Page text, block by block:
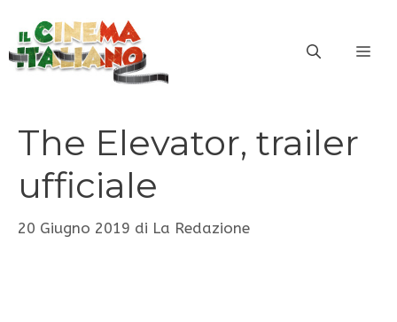
contenuto
The Elevator, trailer
ufficiale
20 Giugno 2019 di La Redazione